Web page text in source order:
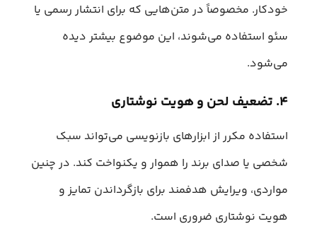
خودکار. مخصوصاً در متن‌هایی که برای انتشار رسمی یا
سئو استفاده می‌شوند، این موضوع بیشتر دیده
می‌شود.
۴. تضعیف لحن و هویت نوشتاری
استفاده مکرر از ابزارهای بازنویسی می‌تواند سبک
شخصی یا صدای برند را هموار و یکنواخت کند. در چنین
مواردی، ویرایش هدفمند برای بازگرداندن تمایز و
هویت نوشتاری ضروری است.